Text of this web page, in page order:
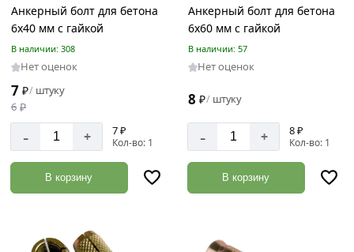
Материал
Латунь
Оцинкованная
сталь
Сталь
Диаметр
12
Анкерный болт для бетона
6х40 мм с гайкой
В наличии: 308
Нет оценок
7 ₽/ штуку
6 ₽
- + 7 ₽
Кол-во: 1
В корзину
Анкерный болт для бетона
6х60 мм с гайкой
В наличии: 57
Нет оценок
8 ₽/ штуку
- + 8 ₽
Кол-во: 1
В корзину